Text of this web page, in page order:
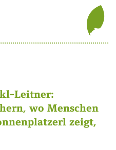
Leitner:
wo Menschen
zeigt,